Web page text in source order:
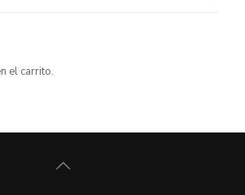
el carrito.